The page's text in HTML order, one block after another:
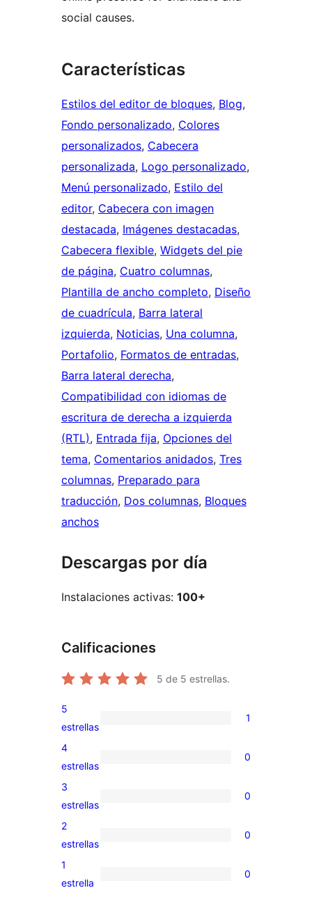
social causes.
Características
Estilos del editor de bloques, Blog
Fondo personalizado, Colores
personalizados, Cabecera
personalizada, Logo personalizado
Menú personalizado, Estilo del
editor, Cabecera con imagen
destacada, Imágenes destacadas
Cabecera flexible, Widgets del pie
de página, Cuatro columnas
Plantilla de ancho completo, Diseño
de cuadrícula, Barra lateral
izquierda, Noticias, Una columna
Portafolio, Formatos de entradas
Barra lateral derecha
Compatibilidad con idiomas de
escritura de derecha a izquierda
(RTL), Entrada fija, Opciones del
tema, Comentarios anidados, Tres
columnas, Preparado para
traducción, Dos columnas, Bloques
anchos
Descargas por día
Instalaciones activas: 100+
Calificaciones
5 de 5 estrellas.
1
valoración
de
5
estrellas
1
0
valoraciones
de
4
estrellas
0
0
valoraciones
de
3
estrellas
0
0
valoraciones
de
2
estrellas
0
0
1
estrella
0